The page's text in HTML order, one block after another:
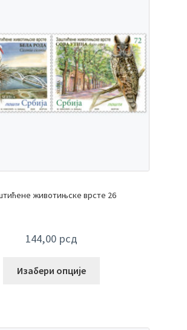
животињске врсте 26
144,00 рсд
Изабери опције